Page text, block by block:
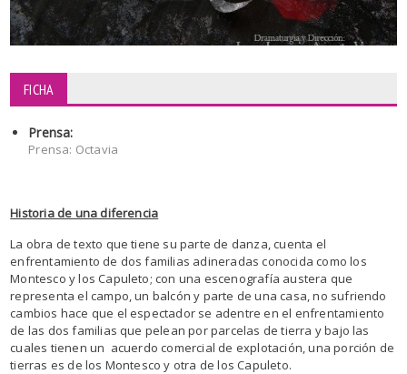
FICHA
Prensa:
Prensa: Octavia
Historia de una diferencia
La obra de texto que tiene su parte de danza, cuenta el
enfrentamiento de dos familias adineradas conocida como los
Montesco y los Capuleto; con una escenografía austera que
representa el campo, un balcón y parte de una casa, no sufriendo
cambios hace que el espectador se adentre en el enfrentamiento
de las dos familias que pelean por parcelas de tierra y bajo las
cuales tienen un acuerdo comercial de explotación, una porción de
tierras es de los Montesco y otra de los Capuleto.